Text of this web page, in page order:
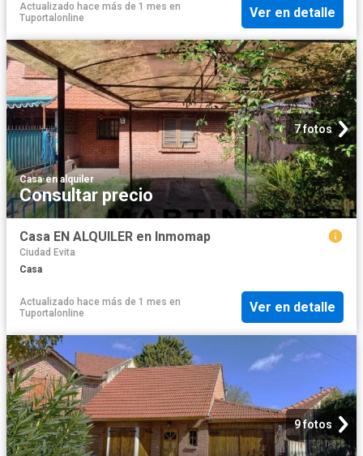
Actualizado hace más de 1 mes en
Tuportalonline
Ver en detalle
7 fotos
Casa·en alquiler
Consultar precio
Casa EN ALQUILER en Inmomap
Ciudad Evita
Casa
Actualizado hace más de 1 mes en
Tuportalonline
Ver en detalle
9 fotos